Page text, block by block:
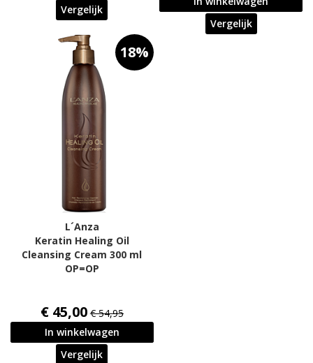
Vergelijk
Vergelijk
18%
L´Anza
Keratin Healing Oil
Cleansing Cream 300 ml
OP=OP
€ 45,00 € 54,95
In winkelwagen
Vergelijk